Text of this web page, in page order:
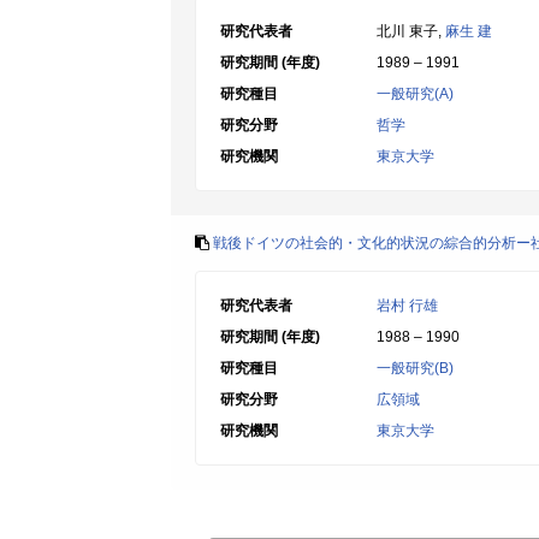
研究代表者 北川 東子, 麻生 建
研究期間 (年度)
1989 – 1991
研究種目
一般研究(A)
研究分野
哲学
研究機関
東京大学
戦後ドイツの社会的・文化的状況の綜合的分析ー
研究代表者
岩村 行雄
研究期間 (年度)
1988 – 1990
研究種目
一般研究(B)
研究分野
広領域
研究機関
東京大学